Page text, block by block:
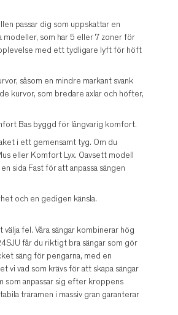
passar dig som uppskattar en
modeller, som har 5 eller 7 zoner för
med ett tydligare lyft för höft
såsom en mindre markant svank
kurvor, som bredare axlar och höfter,
Bas byggd för långvarig komfort.
i ett gemensamt tyg. Om du
eller Komfort Lyx. Oavsett modell
sida Fast för att anpassa sängen
och en gedigen känsla.
fel. Våra sängar kombinerar hög
får du riktigt bra sängar som gör
säng för pengarna, med en
vi vad som krävs för att skapa sängar
som anpassar sig efter kroppens
träramen i massiv gran garanterar